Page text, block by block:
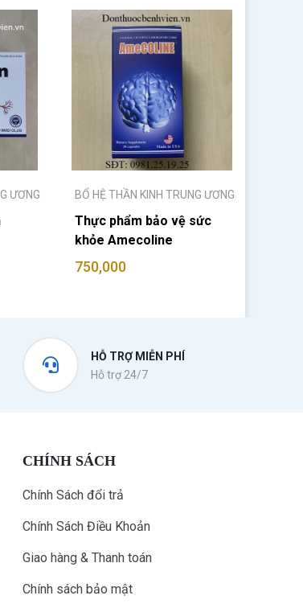
ƯƠNG BỔ HỆ THẦN KINH TRUNG ƯƠNG
Thực phẩm bảo vệ sức
khỏe Amecoline
750,000
HỖ TRỢ MIỄN PHÍ
Hỗ trợ 24/7
CHÍNH SÁCH
Chính Sách đổi trả
Chính Sách Điều Khoản
Giao hàng & Thanh toán
Chính sách bảo mật